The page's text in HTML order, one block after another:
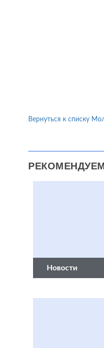
Вернуться к списку
Новости